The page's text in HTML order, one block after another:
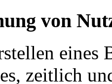
von
eines
zeitlich